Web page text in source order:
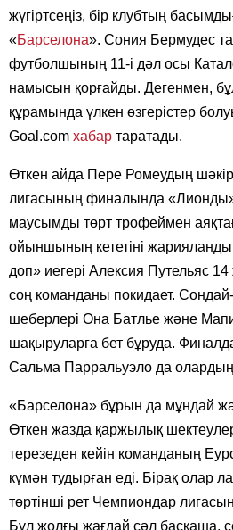
жүгіртсеңіз, бір клубтың
«Барселона». Сония Бермудес
футболшының 11-і дәл осы
намысын қорғайды. Дегенмен,
құрамында үлкен өзгерістер
Goal.com хабар таратады.
Өткен айда Пере Ромеудың
лигасының финалында
маусымды төрт трофеймен
ойыншының кететіні
доп» иегері Алексия Путельяс
соң команданы покидает.
шеберлері Она Батлье және
шақыруларға бет бұруда.
Сальма Парральуэло да олардың
«Барселона» бұрын да мұндай
Өткен жазда қаржылық
терезеден кейін команданың
күмән тудырған еді. Бірақ олар
төртінші рет Чемпиондар
Бұл жолғы жағдай сәл басқаша,